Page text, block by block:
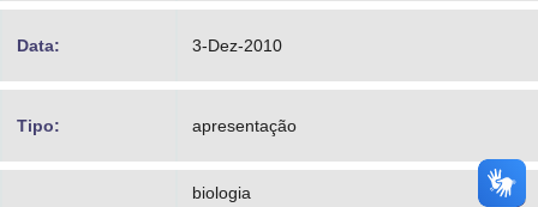
Data: 3-Dez-2010
Tipo: apresentação
biologia